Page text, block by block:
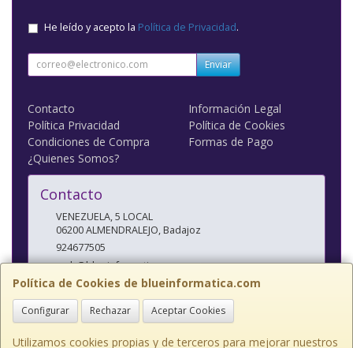
Política de Cookies de blueinformatica.com
Configurar Rechazar Aceptar Cookies
Utilizamos cookies propias y de terceros para mejorar nuestros
He leído y acepto la Política de Privacidad.
Enviar
Contacto
Información Legal
Política Privacidad
Política de Cookies
Condiciones de Compra
Formas de Pago
¿Quienes Somos?
Contacto
VENEZUELA, 5 LOCAL
06200ALMENDRALEJO,Badajoz
924677505
web@blueinformatica.com
Horario
10 a 14 Y 17 a 20:30